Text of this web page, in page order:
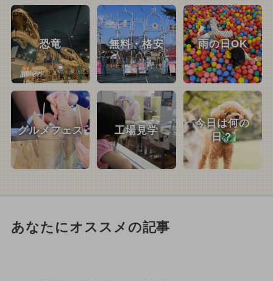
恐竜 無料・格安 雨の日OK
グルメフェス 工場見学
今日は何の
日？
あなたにオススメの記事